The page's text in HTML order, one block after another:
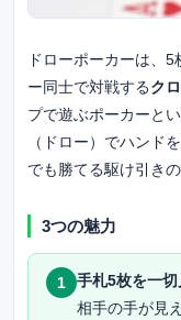
ドローポーカーは、
ー同士で対戦するク
プで遊ぶポーカーと
（ドロー）でハンド
でも勝てる駆け引き
3つの魅力
1 手札5枚を一切
相手の手が見